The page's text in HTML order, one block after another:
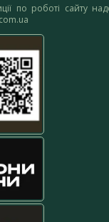
по роботі сайту